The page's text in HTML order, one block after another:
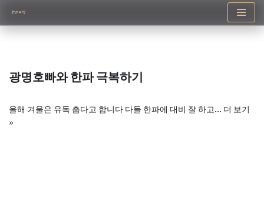
콘
로
건
뛰
기
광명호빠와 한파 극복하기
올해 겨울은 유독 춥다고 합니다 다들 한파에 대비 잘 하고… 더 보기
»